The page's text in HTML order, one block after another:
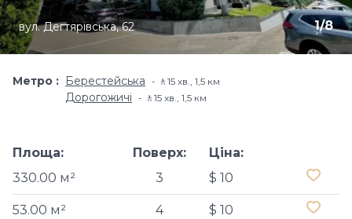
1/8
вул. Дегтярівська, 62
Метро Берестейська 🚶15 хв​., 1,5 км
Дорогожичі 🚶15 хв​., 1,5 км
Площа:
330.00 м²
Поверх:
3
Ціна:
$ 10
53.00 м² 4 $ 10